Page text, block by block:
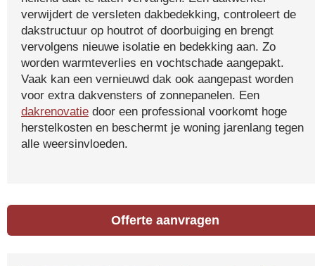
verwijdert de versleten dakbedekking, controleert de
dakstructuur op houtrot of doorbuiging en brengt
vervolgens nieuwe isolatie en bedekking aan. Zo
worden warmteverlies en vochtschade aangepakt.
Vaak kan een vernieuwd dak ook aangepast worden
voor extra dakvensters of zonnepanelen. Een
dakrenovatie door een professional voorkomt hoge
herstelkosten en beschermt je woning jarenlang tegen
alle weersinvloeden.
Offerte aanvragen